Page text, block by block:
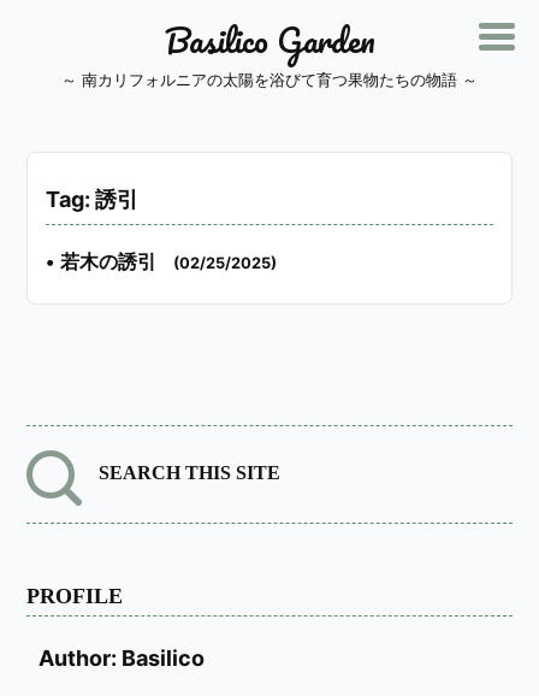
Basilico Garden
～ 南カリフォルニアの太陽を浴びて育つ果物たちの物語 ～
Tag: 誘引
• 若木の誘引 (02/25/2025)
SEARCH THIS SITE
PROFILE
Author: Basilico